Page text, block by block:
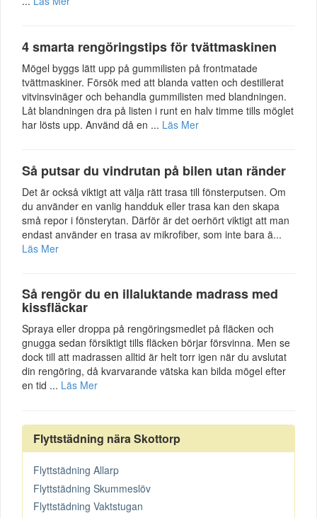
4 smarta rengöringstips för tvättmaskinen
Mögel byggs lätt upp på gummilisten på frontmatade
tvättmaskiner. Försök med att blanda vatten och destillerat
vitvinsvinäger och behandla gummilisten med blandningen.
Låt blandningen dra på listen i runt en halv timme tills möglet
har lösts upp. Använd då en ... Läs Mer
Så putsar du vindrutan på bilen utan ränder
Det är också viktigt att välja rätt trasa till fönsterputsen. Om
du använder en vanlig handduk eller trasa kan den skapa
små repor i fönsterytan. Därför är det oerhört viktigt att man
endast använder en trasa av mikrofiber, som inte bara ä...
Läs Mer
Så rengör du en illaluktande madrass med
kissfläckar
Spraya eller droppa på rengöringsmedlet på fläcken och
gnugga sedan försiktigt tills fläcken börjar försvinna. Men se
dock till att madrassen alltid är helt torr igen när du avslutat
din rengöring, då kvarvarande vätska kan bilda mögel efter
en tid ... Läs Mer
Flyttstädning nära Skottorp
Flyttstädning Allarp
Flyttstädning Skummeslöv
Flyttstädning Vaktstugan